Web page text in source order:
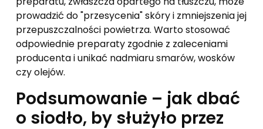
prowadzić do "przesycenia" skóry i zmniejszenia jej
przepuszczalności powietrza. Warto stosować
odpowiednie preparaty zgodnie z zaleceniami
producenta i unikać nadmiaru smarów, wosków
czy olejów.
Podsumowanie – jak dbać
o siodło, by służyło przez